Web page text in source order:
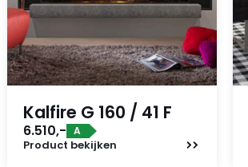
Kalfire G 160 / 41 F
6.510,- A
Product bekijken